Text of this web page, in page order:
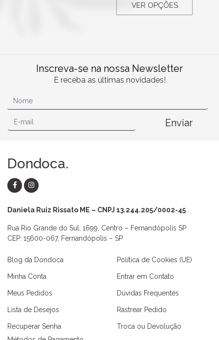
VER OPÇÕES
Inscreva-se na nossa Newsletter
E receba as últimas novidades!
Enviar
Dondoca.
Daniela Ruiz Rissato ME – CNPJ 13.244.205/0002-45
Rua Rio Grande do Sul, 1699, Centro – Fernandópolis SP
CEP: 15600-067, Fernandópolis – SP
Blog da Dondoca
Minha Conta
Meus Pedidos
Lista de Desejos
Recuperar Senha
Política de Cookies (UE)
Entrar em Contato
Dúvidas Frequentes
Rastrear Pedido
Troca ou Devolução